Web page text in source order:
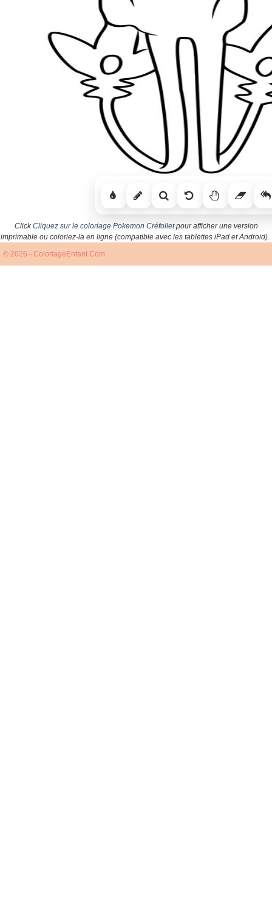
ClickCliquez sur le coloriage Pokemon Créfolletpour afficher une version
imprimable ou coloriez-la en ligne (compatible avec les tablettes iPad et Android).
© 2026 - ColoriageEnfant.Com